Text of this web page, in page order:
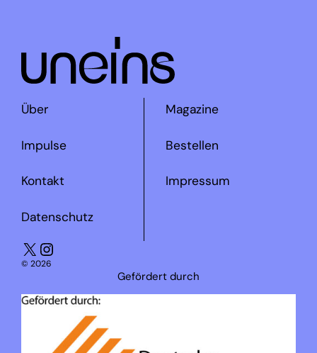
Über Magazine
Impulse Bestellen
Kontakt Impressum
Datenschutz
X Instagram
© 2026
Gefördert durch